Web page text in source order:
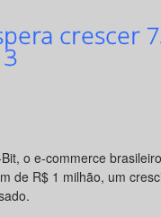
crescer
o e-commerce
de R$ 1 milhão, um